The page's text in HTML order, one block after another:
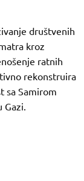
društvenih
kroz
ratnih
rekonstruira
sa Samirom